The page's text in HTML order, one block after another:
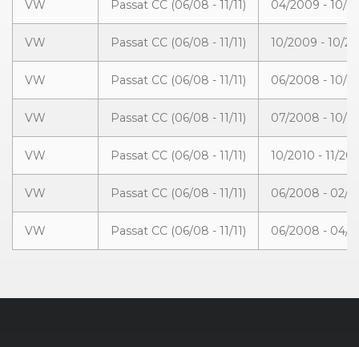
VW Passat CC (06/08 - 11/11) 04/2009 - 10/
VW Passat CC (06/08 - 11/11) 10/2009 - 10/
VW Passat CC (06/08 - 11/11) 06/2008 - 10/
VW Passat CC (06/08 - 11/11) 07/2008 - 10/
VW Passat CC (06/08 - 11/11) 10/2010 - 11/
VW Passat CC (06/08 - 11/11) 06/2008 - 02/
VW Passat CC (06/08 - 11/11) 06/2008 - 04/